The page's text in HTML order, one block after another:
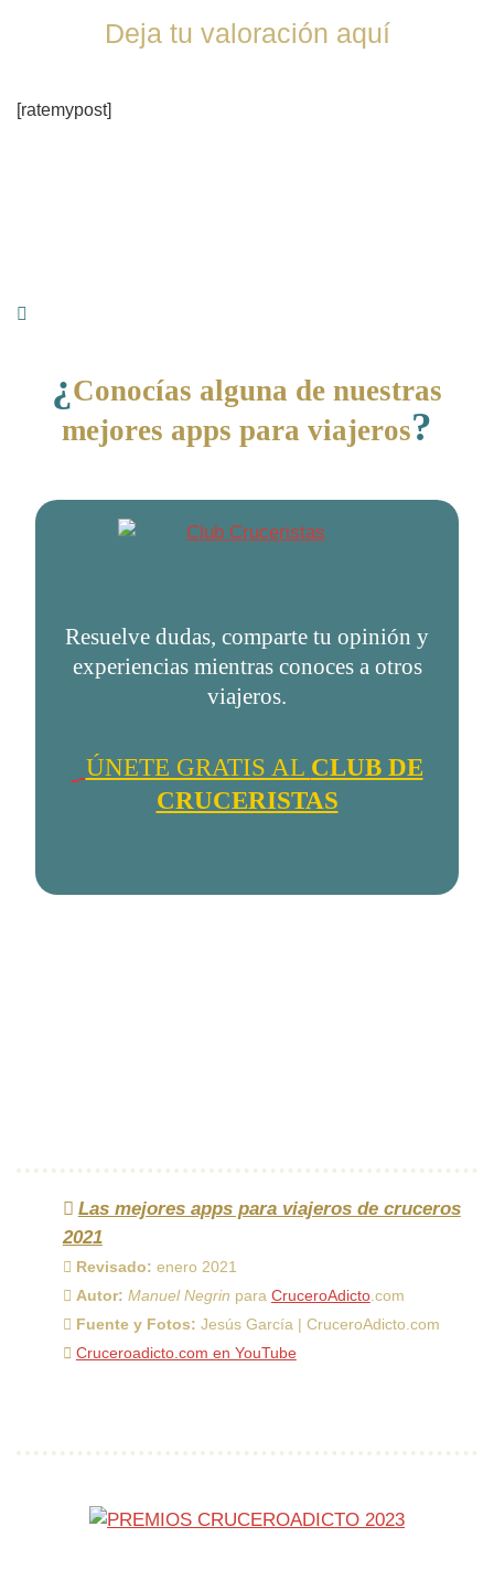
Deja tu valoración aquí
[ratemypost]
¿ Conocías alguna de nuestras
mejores apps para viajeros?
Resuelve dudas, comparte tu opinión y
experiencias mientras conoces a otros
viajeros.
ÚNETE GRATIS AL CLUB DE
CRUCERISTAS
Las mejores apps para viajeros de cruceros
2021
Revisado: enero 2021
Autor: Manuel Negrin para CruceroAdicto.com
Fuente y Fotos: Jesús García | CruceroAdicto.com
Cruceroadicto.com en YouTube